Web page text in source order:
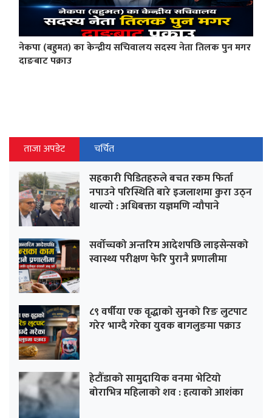
नेकपा (बहुमत) का केन्द्रीय सचिवालय सदस्य नेता तिलक पुन मगर
दाङबाट पक्राउ
ताजा अपडेट चर्चित
सहकारी पिडितहरुले बचत रकम फिर्ता
नपाउने परिस्थिति बारे इजलाशमा कुरा उठ्न
थाल्यो : अधिबक्ता यज्ञमणि न्यौपाने
सर्वोच्चको अन्तरिम आदेशपछि लाइसेन्सको
स्वास्थ्य परीक्षण फेरि पुरानै प्रणालीमा
८९ वर्षीया एक वृद्धाको सुनको रिङ लुटपाट
गरेर भाग्दै गरेका युवक बागलुङमा पक्राउ
हेटौँडाको सामुदायिक वनमा भेटियो
बोराभित्र महिलाको शव : हत्याको आशंका